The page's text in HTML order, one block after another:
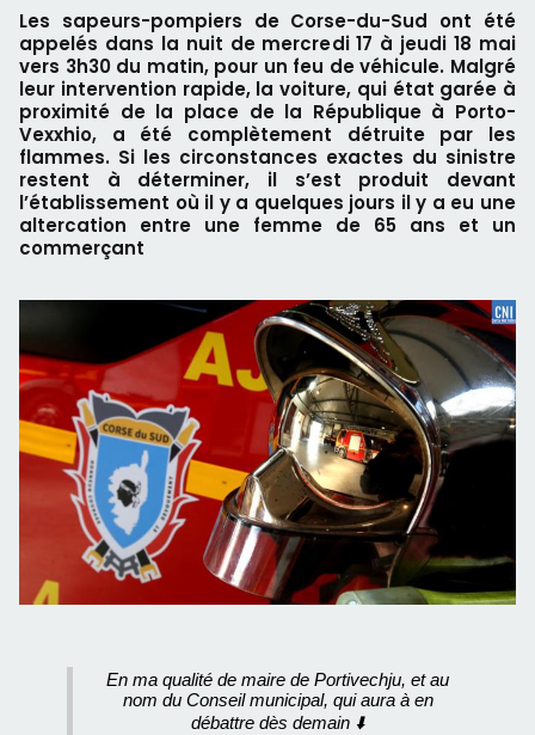
Les sapeurs-pompiers de Corse-du-Sud ont été
appelés dans la nuit de mercredi 17 à jeudi 18 mai
vers 3h30 du matin, pour un feu de véhicule. Malgré
leur intervention rapide, la voiture, qui état garée à
proximité de la place de la République à Porto-
Vexxhio, a été complètement détruite par les
flammes. Si les circonstances exactes du sinistre
restent à déterminer, il s’est produit devant
l’établissement où il y a quelques jours il y a eu une
altercation entre une femme de 65 ans et un
commerçant
En ma qualité de maire de Portivechju, et au
nom du Conseil municipal, qui aura à en
débattre dès demain ⬇️